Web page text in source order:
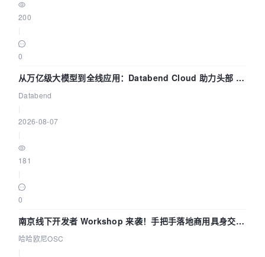
200
0
从万亿级大模型到全线应用：Databend Cloud 助力头部 AI
企业构建全链路 Trace 数据管道
Databend
2026-08-07
181
0
南京线下开发者 Workshop 来袭！手把手落地商用具身交互
智能 Agent 应用
哈哈欧尼OSC